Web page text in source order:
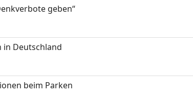
geben“
Deutschland
beim Parken